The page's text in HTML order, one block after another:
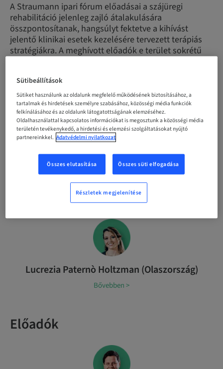
A Straumann ipari fórum előadásai a szájüregi
rehabilitáció jelenleg zajló átalakulására
összpontosítanak, hangsúlyt fektetve a kihívást
jelentő klinikai esetek kezelésére tervezett terápiás
stratégiákra. A meghívott előadók e terület sokrétű
restaurációk digitális tervezésétől az atrófiás
állkapcsok azonnali és graft nélküli megoldásaiig.
Elmélyedünk ezen kezelési koncepciók napi klinikai
gyakorlatban történő gyakorlati alkalmazásában,
hatékonyságában és biztonsági profiljában.
Megvizsgáljuk továbbá, hogy ezek az új módszerek
Lucrezia Paternò Holtzman (Olaszország)
Bővebben >
Előadók
Sütibeállítások
Sütiket használunk az oldalunk megfelelő működésének biztosításához, a
tartalmak és hirdetések személyre szabásához, közösségi média funkciók
felkínálásához és az oldalunk látogatottságának elemzéséhez.
Oldalhasználattal kapcsolatos információkat is megosztunk a közösségi média
területén tevékenykedő, a hirdetési és elemzési szolgáltatásokat nyújtó
partnereinkkel. Adatvédelmi nyilatkozat
Összes elutasítása Összes süti elfogadása
Részletek megjelenítése